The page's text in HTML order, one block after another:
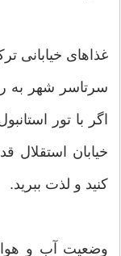
غذاهای خیابانی
سرتاسر شهر به
اگر با تور
خیابان استقلال
کنید و لذت ببرید.
وضعیت آب و